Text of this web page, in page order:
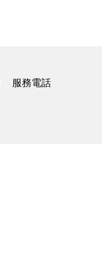
服務電話